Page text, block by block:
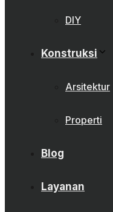
DIY
Konstruksi
Arsitektur
Properti
Blog
Layanan